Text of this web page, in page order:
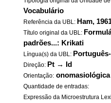
Vocabulário
Referência da UBL: Ham,
Título original da UBL:
padrões...: Krikati
Língua(s) da UBL:
Direção: Pt → Id
Orientação: onomasiológica
Quantidade de entradas:
Expressão da Microestrutura